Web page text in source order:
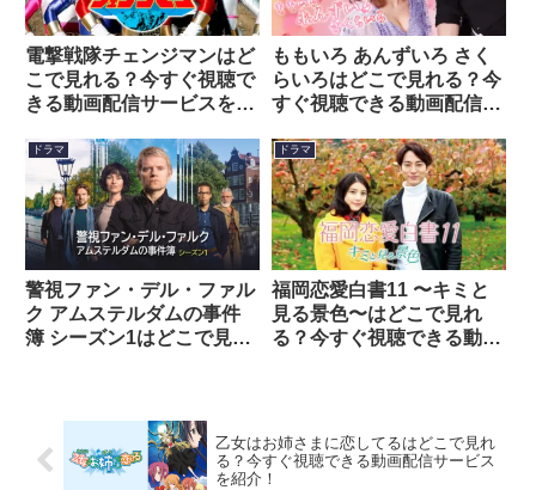
電撃戦隊チェンジマンはど
こで見れる？今すぐ視聴で
きる動画配信サービスを紹
ももいろ あんずいろ さく
らいろはどこで見れる？今
すぐ視聴できる動画配信サ
ドラマ
警視ファン・デル・ファル
ク アムステルダムの事件
簿 シーズン1はどこで見れ
ドラマ
福岡恋愛白書11 〜キミと
見る景色〜はどこで見れ
る？今すぐ視聴できる動画
乙女はお姉さまに恋してるはどこで見れ
る？今すぐ視聴できる動画配信サービス
を紹介！